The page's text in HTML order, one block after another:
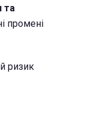
та
промені
ризик